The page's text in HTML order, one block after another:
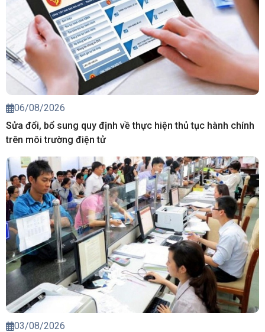
06/08/2026
Sửa đổi, bổ sung quy định về thực hiện thủ tục hành chính
trên môi trường điện tử
03/08/2026